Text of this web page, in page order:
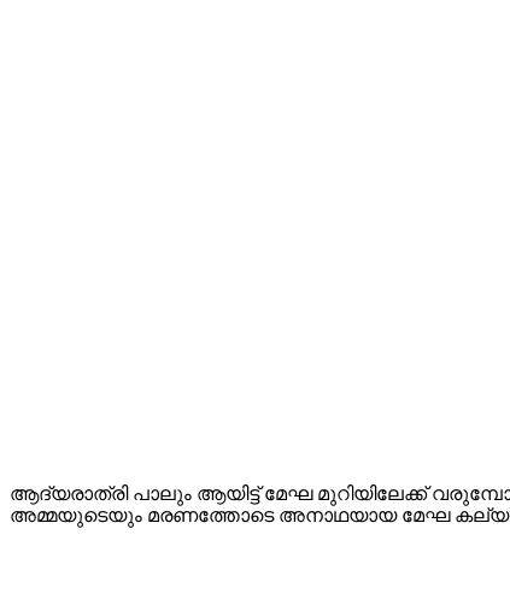
ആദ്യരാത്രി പാലും ആയിട്ട് മേഘ മുറിയിലേക്ക്
അമ്മയുടെയും മരണത്തോടെ അനാഥയായ മേഘ